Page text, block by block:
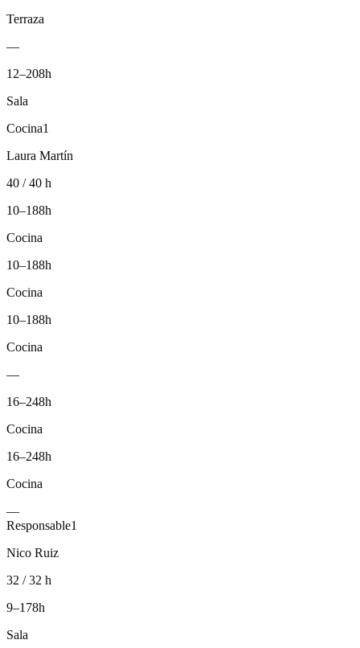
Terraza
—
12–208h
Sala
Cocina1
Laura Martín
40 / 40 h
10–188h
Cocina
10–188h
Cocina
10–188h
Cocina
—
16–248h
Cocina
16–248h
Cocina
—
Responsable1
Nico Ruiz
32 / 32 h
9–178h
Sala